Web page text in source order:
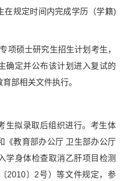
在规定时间内完成学历（学籍)
项硕士研究生招生计划考生，
确定并公布该计划进入复试的
部相关文件执行。
生拟录取后组织进行。考生体
《教育部办公厅 卫生部办公厅
学身体检查取消乙肝项目检测
2010〕2号）等文件规定，参